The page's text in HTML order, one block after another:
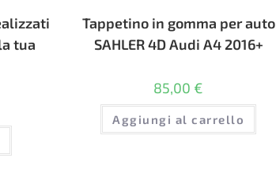
tua
Tappetino in gomma per auto
SAHLER 4D Audi A4 2016+
85,00 €
Aggiungi al carrello